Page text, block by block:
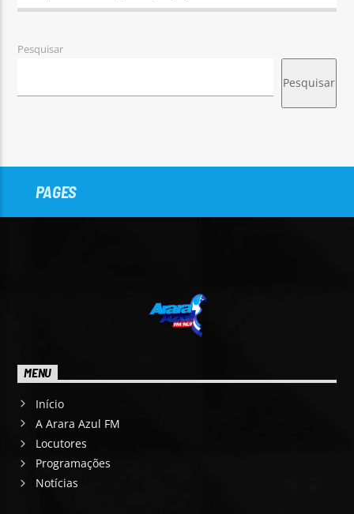
Pesquisar
Pesquisar
PAGES
MENU
Início
A Arara Azul FM
Locutores
Programações
Notícias